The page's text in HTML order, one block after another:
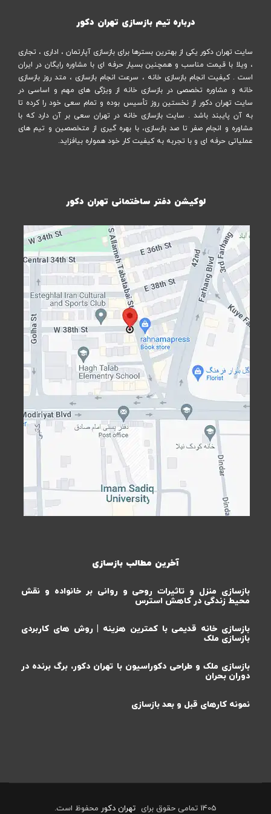
درباره تیم بازسازی تهران دکور
سایت تهران دکور یکی از بهترین بسترها برای بازسازی آپارتمان ، اداری ، تجاری
، ویلا با قیمت مناسب و همچنین بسیار حرفه ای با مشاوره رایگان در ایران
است . کیفیت انجام بازسازی خانه ، سرعت انجام بازسازی ، متد روز بازسازی
خانه و مشاوره تخصصی در بازسازی خانه از ویژگی های مهم و اساسی در
سایت تهران دکور از نخستین روز تأسیس بوده و تمام سعی خود را کرده تا
به آن پایبند باشد . سایت بازسازی خانه در تهران سعی بر آن دارد که با
مشاوره و انجام صفر تا صد بازسازی، با بهره گیری از متخصصین و تیم های
عملیاتی حرفه ای و با تجربه به کیفیت کار خود همواره بیافزاید.
لوکیشن دفتر ساختمانی تهران دکور
آخرین مطالب بازسازی
بازسازی منزل و تاثیرات روحی و روانی بر خانواده و نقش
محیط زندگی در کاهش استرس
بازسازی خانه قدیمی با کمترین هزینه | روش های کاربردی
بازسازی ملک
بازسازی ملک و طراحی دکوراسیون با تهران دکور، برگ برنده در
دوران بحران
نمونه کارهای قبل و بعد بازسازی
1405 تمامی حقوق برای تهران دکور محفوظ است.